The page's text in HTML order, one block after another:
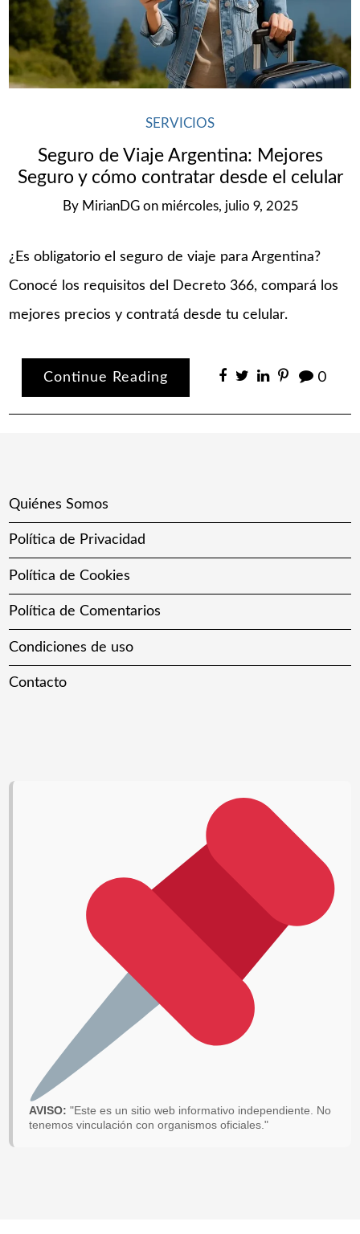
SERVICIOS
Seguro de Viaje Argentina: Mejores
Seguro y cómo contratar desde el celular
By MirianDG on miércoles, julio 9, 2025
¿Es obligatorio el seguro de viaje para Argentina?
Conocé los requisitos del Decreto 366, compará los
mejores precios y contratá desde tu celular.
Continue Reading 0
Quiénes Somos
Política de Privacidad
Política de Cookies
Política de Comentarios
Condiciones de uso
Contacto
AVISO:"Este es un sitio web informativo independiente. No
tenemos vinculación con organismos oficiales."